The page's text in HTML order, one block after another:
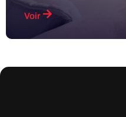
Voir